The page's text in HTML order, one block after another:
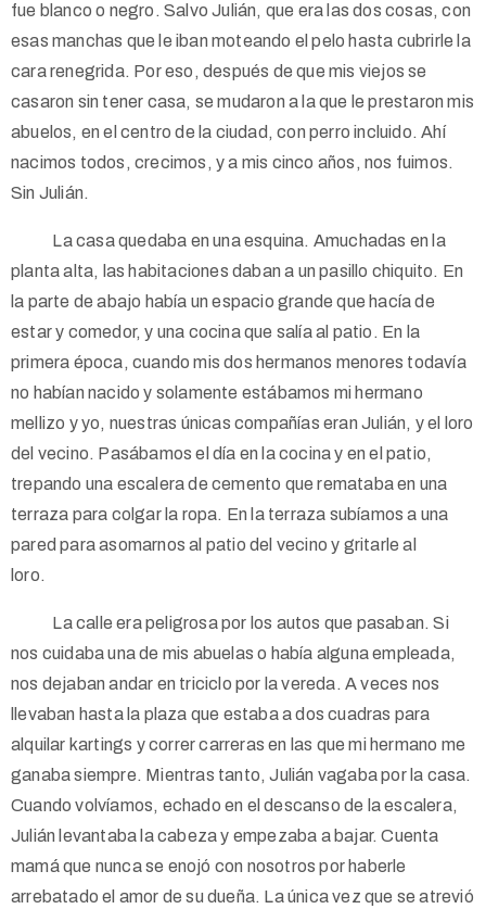
fue blanco o negro. Salvo Julián, que era las dos cosas, con
esas manchas que le iban moteando el pelo hasta cubrirle la
cara renegrida. Por eso, después de que mis viejos se
casaron sin tener casa, se mudaron a la que le prestaron mis
abuelos, en el centro de la ciudad, con perro incluido. Ahí
nacimos todos, crecimos, y a mis cinco años, nos fuimos.
Sin Julián.
La casa quedaba en una esquina. Amuchadas en la
planta alta, las habitaciones daban a un pasillo chiquito. En
la parte de abajo había un espacio grande que hacía de
estar y comedor, y una cocina que salía al patio. En la
primera época, cuando mis dos hermanos menores todavía
no habían nacido y solamente estábamos mi hermano
mellizo y yo, nuestras únicas compañías eran Julián, y el loro
del vecino. Pasábamos el día en la cocina y en el patio,
trepando una escalera de cemento que remataba en una
terraza para colgar la ropa. En la terraza subíamos a una
pared para asomarnos al patio del vecino y gritarle al
loro.
La calle era peligrosa por los autos que pasaban. Si
nos cuidaba una de mis abuelas o había alguna empleada,
nos dejaban andar en triciclo por la vereda. A veces nos
llevaban hasta la plaza que estaba a dos cuadras para
alquilar kartings y correr carreras en las que mi hermano me
ganaba siempre. Mientras tanto, Julián vagaba por la casa.
Cuando volvíamos, echado en el descanso de la escalera,
Julián levantaba la cabeza y empezaba a bajar. Cuenta
mamá que nunca se enojó con nosotros por haberle
arrebatado el amor de su dueña. La única vez que se atrevió